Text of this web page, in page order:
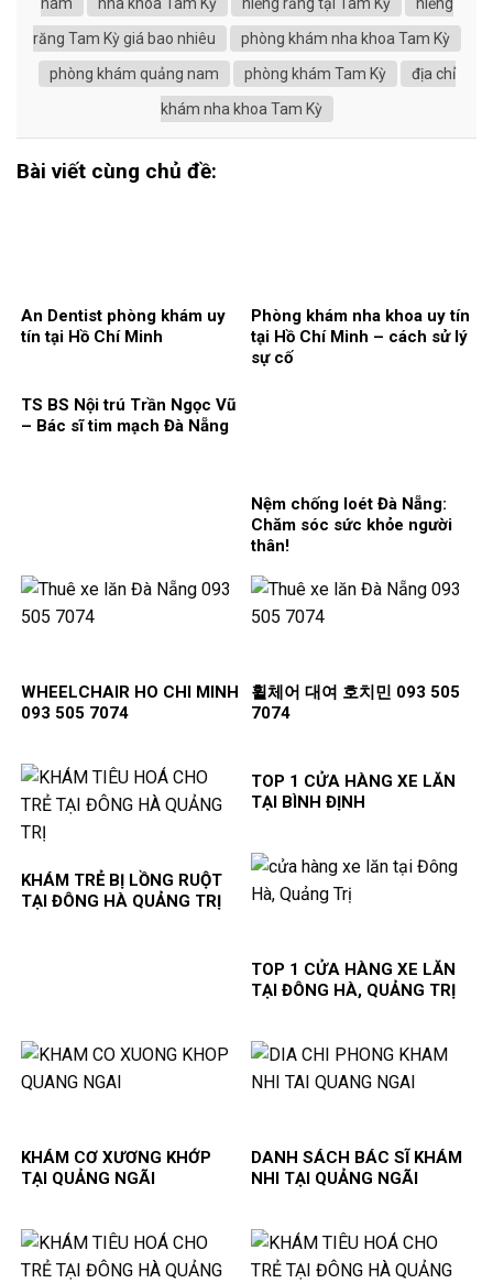
răng Tam Kỳ giá bao nhiêu
phòng khám nha khoa Tam Kỳ
phòng khám quảng nam
phòng khám Tam Kỳ
địa chỉ
khám nha khoa Tam Kỳ
Bài viết cùng chủ đề:
An Dentist phòng khám uy
tín tại Hồ Chí Minh
Phòng khám nha khoa uy tín
tại Hồ Chí Minh – cách sử lý
sự cố
TS BS Nội trú Trần Ngọc Vũ
– Bác sĩ tim mạch Đà Nẵng
Nệm chống loét Đà Nẵng:
Chăm sóc sức khỏe người
thân!
WHEELCHAIR HO CHI MINH
093 505 7074
휠체어 대여 호치민 093 505
7074
KHÁM TRẺ BỊ LỒNG RUỘT
TẠI ĐÔNG HÀ QUẢNG TRỊ
TOP 1 CỬA HÀNG XE LĂN
TẠI BÌNH ĐỊNH
TOP 1 CỬA HÀNG XE LĂN
TẠI ĐÔNG HÀ, QUẢNG TRỊ
KHÁM CƠ XƯƠNG KHỚP
TẠI QUẢNG NGÃI
DANH SÁCH BÁC SĨ KHÁM
NHI TẠI QUẢNG NGÃI